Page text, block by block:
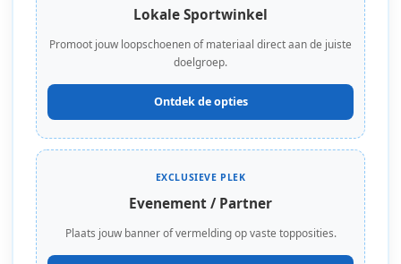
Lokale Sportwinkel
Promoot jouw loopschoenen of materiaal direct aan de juiste
doelgroep.
Ontdek de opties
EXCLUSIEVE PLEK
Evenement / Partner
Plaats jouw banner of vermelding op vaste topposities.